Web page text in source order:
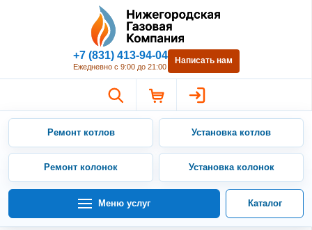
Нижегородская Газовая
+7 (831) 413-94-04
Ежедневно с 9:00 до 21:00
Написать нам
Ремонт котлов Установка котлов
Ремонт колонок Установка колонок
Меню услуг Каталог